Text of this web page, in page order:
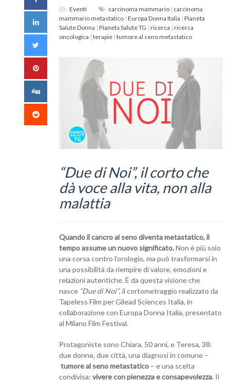
Eventi carcinoma mammario | carcinoma
mammario metastatico | Europa Donna Italia | Pianeta
Salute Donna | Pianeta Salute TG | ricerca | ricerca
oncologica | terapie | tumore al seno metastatico
“Due di Noi”, il corto che
dà voce alla vita, non alla
malattia
Quando il cancro al seno diventa metastatico, il
tempo assume un nuovo significato.Non è più solo
una corsa contro l’orologio, ma può trasformarsi in
una possibilità da riempire di valore, emozioni e
relazioni autentiche. È da questa visione che
nasce “Due di Noi”, il cortometraggio realizzato da
Tapeless Film per Gilead Sciences Italia, in
collaborazione con Europa Donna Italia, presentato
al Milano Film Festival.
Protagoniste sono Chiara, 50 anni, e Teresa, 38:
due donne, due città, una diagnosi in comune –
tumore al seno metastatico – e una scelta
condivisa: vivere con pienezza e consapevolezza. Il